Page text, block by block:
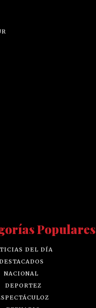
Populares
DEL DÍA
DESTACADOS
NACIONAL
DEPORTEZ